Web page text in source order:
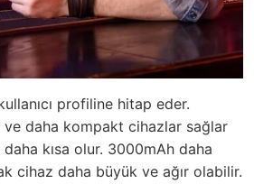
profiline hitap eder.
daha kompakt cihazlar sağlar
kısa olur. 3000mAh daha
cihaz daha büyük ve ağır olabilir.